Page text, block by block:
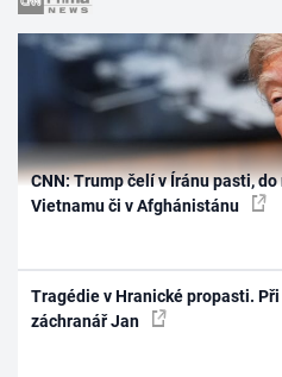
CNN: Trump čelí v Íránu pasti,
Vietnamu či v Afghánistánu
Tragédie v Hranické propasti.
záchranář Jan